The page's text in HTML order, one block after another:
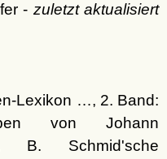
- zuletzt aktualisiert
Lexikon …, 2. Band:
von Johann
B. Schmid'sche